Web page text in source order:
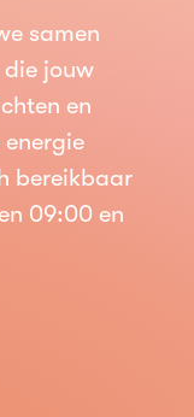
samen
jouw
en
bereikbaar
09:00 en